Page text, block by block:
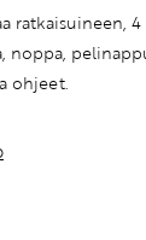
ratkaisuineen,
noppa,
ohjeet.